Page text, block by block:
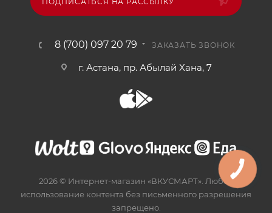
8 (700) 097 20 79 ЗАКАЗАТЬ ЗВОНОК
г. Астана, пр. Абылай Хана, 7
2026 © Интернет-магазин «ВКУСМАРТ». Любое
использование контента без письменного разрешения
запрещено.